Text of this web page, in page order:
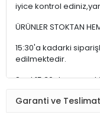
iyice kontrol
ÜRÜNLER STOKTAN
15:30'a kadarki
edilmektedir.
Saat 15:30 dan
Garanti ve Teslimat